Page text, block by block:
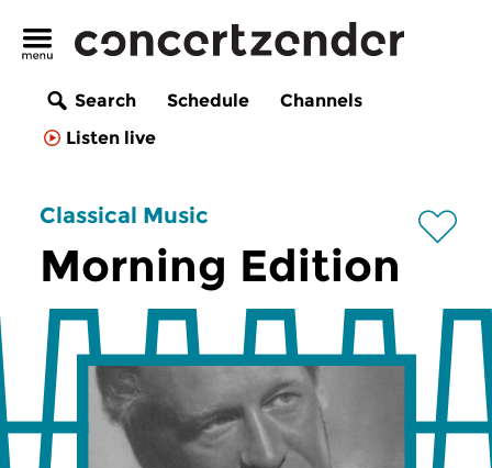
Search Schedule
Channels
Listen live
Classical Music
Morning Edition